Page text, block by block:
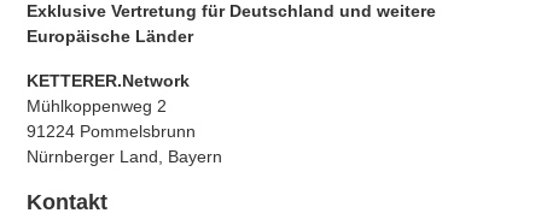
Exklusive Vertretung für Deutschland und weitere
Europäische Länder
KETTERER.Network
Mühlkoppenweg 2
91224 Pommelsbrunn
Nürnberger Land, Bayern
Kontakt